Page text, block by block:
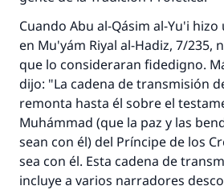
Cuando Abu al-Qásim al-Yu'i
en Mu'yám Riyal al-Hadiz, 7/235,
que lo consideraran fidedigno.
dijo: "La cadena de transmisión
remonta hasta él sobre el
Muhámmad (que la paz y las
sean con él) del Príncipe de los
sea con él. Esta cadena de
incluye a varios narradores
Contribuir